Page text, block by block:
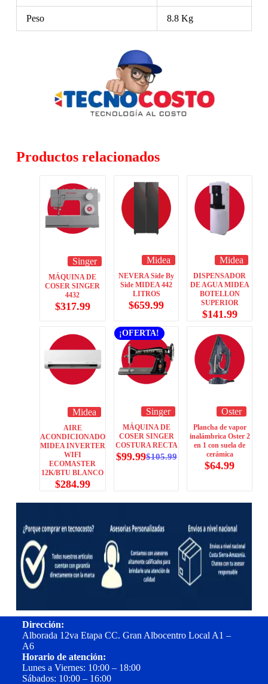
Peso 8.8 Kg
Productos relacionados
Singer
MÁQUINA DE
COSER SINGER
4432
$317.99
Midea
NEVERA Side By
Side MIDEA 442
LITROS
$659.99
Midea
DISPENSADOR
DE AGUA MIDEA
BOTELLON
SUPERIOR
$141.99
Midea
AIRE
ACONDICIONADO
MIDEA INVERTER
WIFI
ECOMASTER
12K/BTU BLANCO
$284.99
¡OFERTA!
Singer
MÁQUINA DE
COSER SINGER
COSTURA RECTA
$105.99
$99.99
Oster
Plancha de vapor
inalámbrica Oster 2
en 1 con suela de
cerámica
$64.99
Dirección:
Alborada 12va Etapa CC. Gran Albocentro Local A1 –
A6
Horario de atención:
Lunes a Viernes: 10:00 – 18:00
Sábados: 10:00 – 16:00